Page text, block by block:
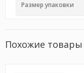
Размер упаковки
Похожие товары